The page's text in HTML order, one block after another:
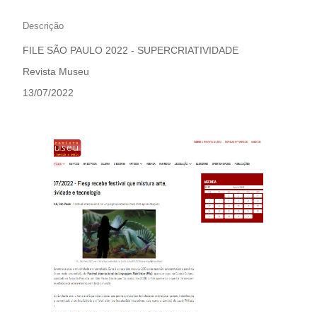
Descrição
FILE SÃO PAULO 2022 - SUPERCRIATIVIDADE
Revista Museu
13/07/2022